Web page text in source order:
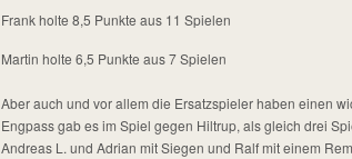
Frank holte 8,5 Punkte aus 11 Spielen
Martin holte 6,5 Punkte aus 7 Spielen
Aber auch und vor allem die Ersatzspieler haben einen
Engpass gab es im Spiel gegen Hiltrup, als gleich drei
Andreas L. und Adrian mit Siegen und Ralf mit einem